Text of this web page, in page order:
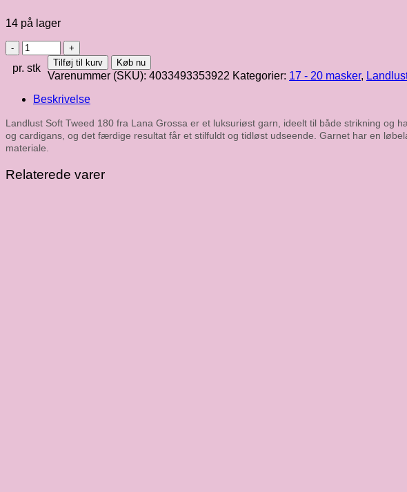
14 på lager
Landlust
Soft
Tweed
|
beige
meleret
fv.
102
pr. stk Tilføj til kurv Køb nu
Varenummer (SKU): 4033493353922 Kategorier: 17 - 20 masker,
Beskrivelse
Landlust Soft Tweed 180 fra Lana Grossa er et luksuriøst garn, ideelt til både strikning
og cardigans, og det færdige resultat får et stilfuldt og tidløst udseende. Garnet har en
materiale.
Relaterede varer